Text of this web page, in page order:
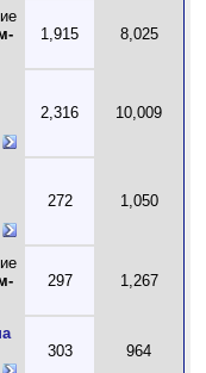
1,915 8,025
2,316 10,009
272 1,050
297 1,267
303 964